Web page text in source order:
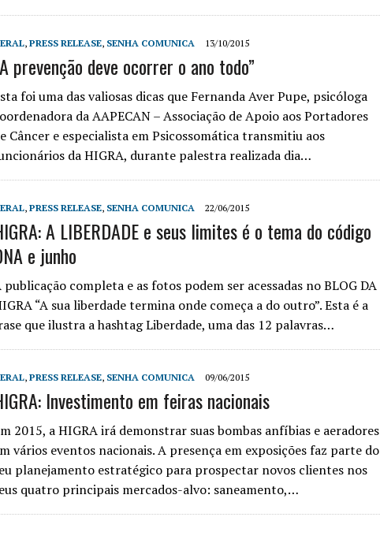
, PRESS RELEASE, SENHA COMUNICA 13/10/2015
prevenção deve ocorrer o ano todo”
foi uma das valiosas dicas que Fernanda Aver Pupe, psicóloga
da AAPECAN – Associação de Apoio aos Portadores
Câncer e especialista em Psicossomática transmitiu aos
da HIGRA, durante palestra realizada dia…
, PRESS RELEASE, SENHA COMUNICA 22/06/2015
A LIBERDADE e seus limites é o tema do código
e junho
publicação completa e as fotos podem ser acessadas no BLOG DA
“A sua liberdade termina onde começa a do outro”. Esta é a
que ilustra a hashtag Liberdade, uma das 12 palavras…
, PRESS RELEASE, SENHA COMUNICA 09/06/2015
Investimento em feiras nacionais
2015, a HIGRA irá demonstrar suas bombas anfíbias e aeradores
vários eventos nacionais. A presença em exposições faz parte do
planejamento estratégico para prospectar novos clientes nos
quatro principais mercados-alvo: saneamento,…